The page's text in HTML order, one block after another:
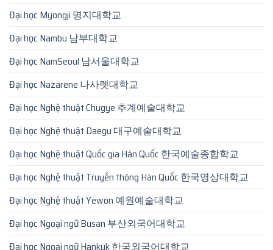
Đại học Myongji 명지대학교
Đại học Nambu 남부대학교
Đại học NamSeoul 남서울대학교
Đại học Nazarene 나사렛대학교
Đại học Nghệ thuật Chugye 추계예술대학교
Đại học Nghệ thuật Daegu 대구예술대학교
Đại học Nghệ thuật Quốc gia Hàn Quốc 한국예술종합학교
Đại học Nghệ thuật Truyền thông Hàn Quốc 한국영상대학교
Đại học Nghệ thuật Yewon 예원예술대학교
Đại học Ngoại ngữ Busan 부산외국어대학교
Đại học Ngoại ngữ Hankuk 한국외국어대학교